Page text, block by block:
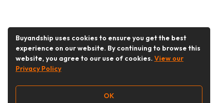
Buyandship uses cookies to ensure you get the best
experience on our website. By continuing to browse this
website, you agree to our use of cookies. View our
Privacy Policy
OK